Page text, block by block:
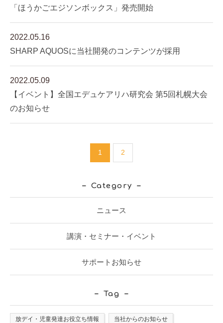
「ほうかごエジソンボックス」発売開始
2022.05.16
SHARP AQUOSに当社開発のコンテンツが採用
2022.05.09
【イベント】全国エデュケアリハ研究会 第5回札幌大会
のお知らせ
1 2
Category
ニュース
講演・セミナー・イベント
サポートお知らせ
Tag
放デイ・児童発達お役立ち情報 当社からのお知らせ